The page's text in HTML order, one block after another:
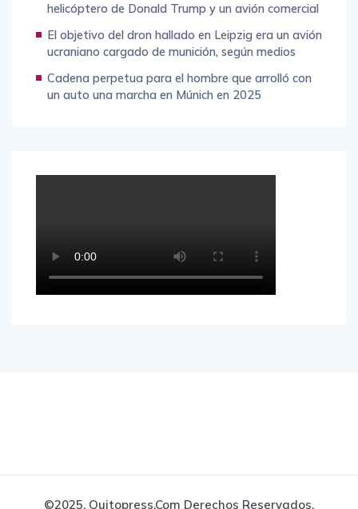
helicóptero de Donald Trump y un avión comercial
El objetivo del dron hallado en Leipzig era un avión
ucraniano cargado de munición, según medios
Cadena perpetua para el hombre que arrolló con
un auto una marcha en Múnich en 2025
©2025, Quitopress.com Derechos Reservados.